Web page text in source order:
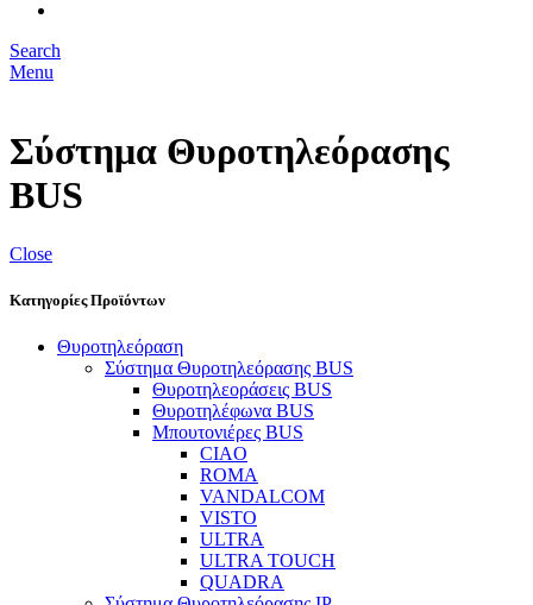
Search
Menu
Σύστημα Θυροτηλεόρασης
BUS
Close
Κατηγορίες Προϊόντων
Θυροτηλεόραση
Σύστημα Θυροτηλεόρασης BUS
Θυροτηλεοράσεις BUS
Θυροτηλέφωνα BUS
Μπουτονιέρες BUS
CIAO
ROMA
VANDALCOM
VISTO
ULTRA
ULTRA TOUCH
QUADRA